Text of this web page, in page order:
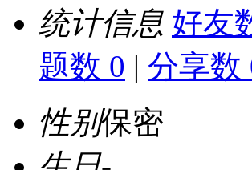
统计信息 好友
题数 0 | 分享数
性别保密